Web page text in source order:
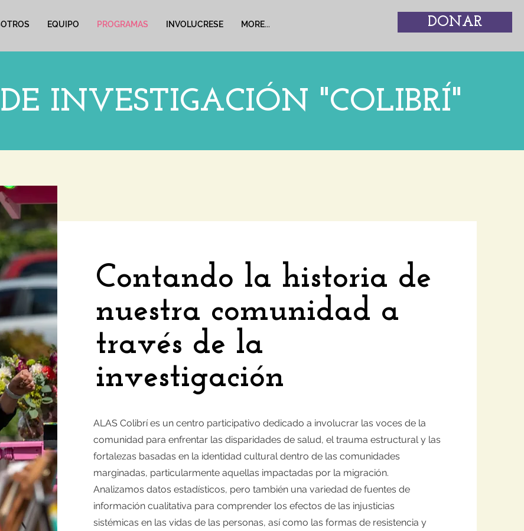
EQUIPO PROGRAMAS INVOLUCRESE MORE... DONAR
INVESTIGACIÓN "COLIBRÍ"
Contando la historia de
nuestra comunidad a
través de la
investigación
ALAS Colibrí es un centro participativo dedicado a involucrar las voces de la
comunidad para enfrentar las disparidades de salud, el trauma estructural y las
fortalezas basadas en la identidad cultural dentro de las comunidades
marginadas, particularmente aquellas impactadas por la migración.
Analizamos datos estadísticos, pero también una variedad de fuentes de
información cualitativa para comprender los efectos de las injusticias
sistémicas en las vidas de las personas, así como las formas de resistencia y